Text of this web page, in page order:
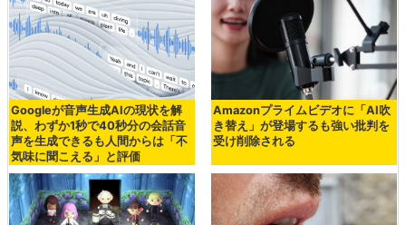
Googleが音声生成AIの現状を解
説、わずか1秒で40秒分の会話音
声を生成できるも人間からは「不
気味に聞こえる」と評価
Amazonプライムビデオに「AI吹
き替え」が登場するも強い批判を
受け削除される